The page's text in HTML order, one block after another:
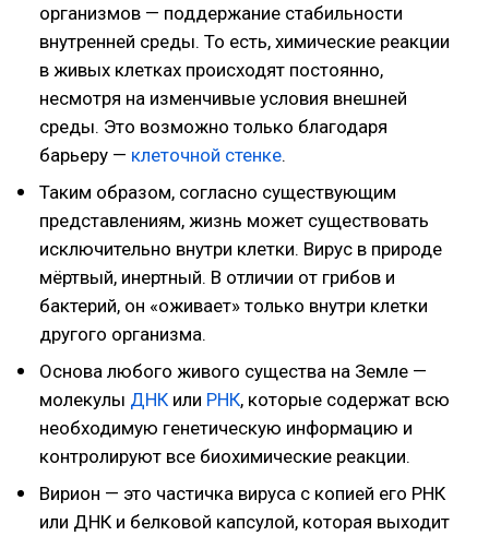
организмов — поддержание стабильности
внутренней среды. То есть, химические реакции
в живых клетках происходят постоянно,
несмотря на изменчивые условия внешней
среды. Это возможно только благодаря
барьеру — клеточной стенке.
Таким образом, согласно существующим
представлениям, жизнь может существовать
исключительно внутри клетки. Вирус в природе
мёртвый, инертный. В отличии от грибов и
бактерий, он «оживает» только внутри клетки
другого организма.
Основа любого живого существа на Земле —
молекулы ДНК или РНК, которые содержат всю
необходимую генетическую информацию и
контролируют все биохимические реакции.
Вирион — это частичка вируса с копией его РНК
или ДНК и белковой капсулой, которая выходит